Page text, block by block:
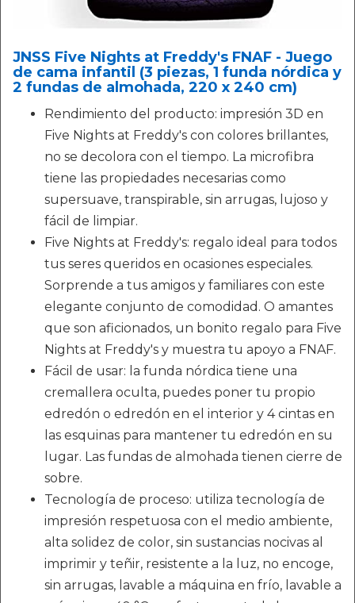
JNSS Five Nights at Freddy's FNAF - Juego
de cama infantil (3 piezas, 1 funda nórdica y
2 fundas de almohada, 220 x 240 cm)
Rendimiento del producto: impresión 3D en
Five Nights at Freddy's con colores brillantes,
no se decolora con el tiempo. La microfibra
tiene las propiedades necesarias como
supersuave, transpirable, sin arrugas, lujoso y
fácil de limpiar.
Five Nights at Freddy's: regalo ideal para todos
tus seres queridos en ocasiones especiales.
Sorprende a tus amigos y familiares con este
elegante conjunto de comodidad. O amantes
que son aficionados, un bonito regalo para Five
Nights at Freddy's y muestra tu apoyo a FNAF.
Fácil de usar: la funda nórdica tiene una
cremallera oculta, puedes poner tu propio
edredón o edredón en el interior y 4 cintas en
las esquinas para mantener tu edredón en su
lugar. Las fundas de almohada tienen cierre de
sobre.
Tecnología de proceso: utiliza tecnología de
impresión respetuosa con el medio ambiente,
alta solidez de color, sin sustancias nocivas al
imprimir y teñir, resistente a la luz, no encoge,
sin arrugas, lavable a máquina en frío, lavable a